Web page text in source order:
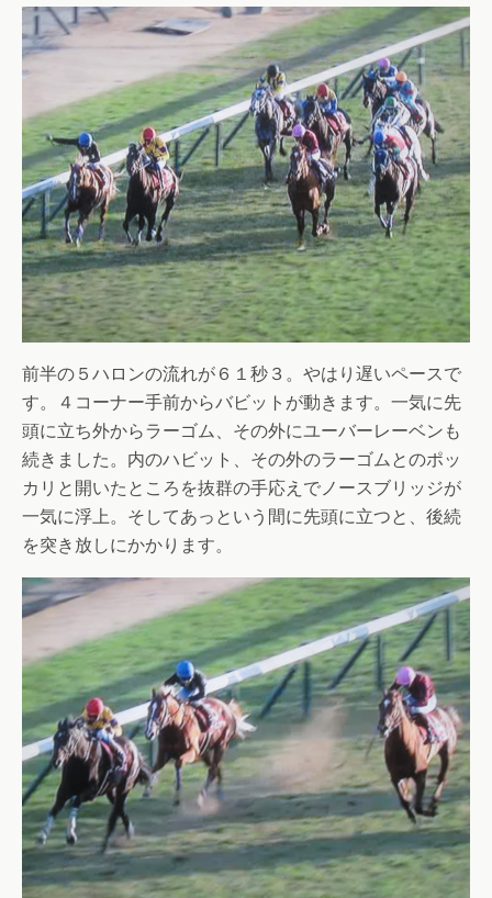
前半の５ハロンの流れが６１秒３。やはり遅いペースで
す。４コーナー手前からバビットが動きます。一気に先
頭に立ち外からラーゴム、その外にユーバーレーベンも
続きました。内のハビット、その外のラーゴムとのポッ
カリと開いたところを抜群の手応えでノースブリッジが
一気に浮上。そしてあっという間に先頭に立つと、後続
を突き放しにかかります。